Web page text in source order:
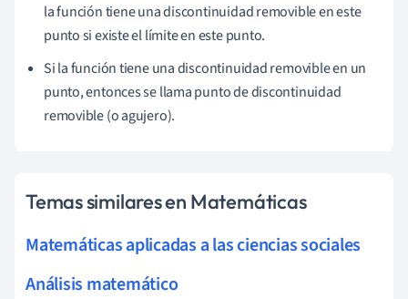
la función tiene una discontinuidad removible en este
punto si existe el límite en este punto.
Si la función tiene una discontinuidad removible en un
punto, entonces se llama punto de discontinuidad
removible (o agujero).
Temas similares en Matemáticas
Matemáticas aplicadas a las ciencias sociales
Análisis matemático